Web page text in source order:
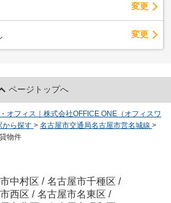
変更
変更
ページトップへ
オフィス｜株式会社OFFICE ONE（オフィスワ
から探す > 名古屋市交通局名古屋市営名城線 >
物件
中村区 / 名古屋市千種区 /
西区 / 名古屋市名東区 /